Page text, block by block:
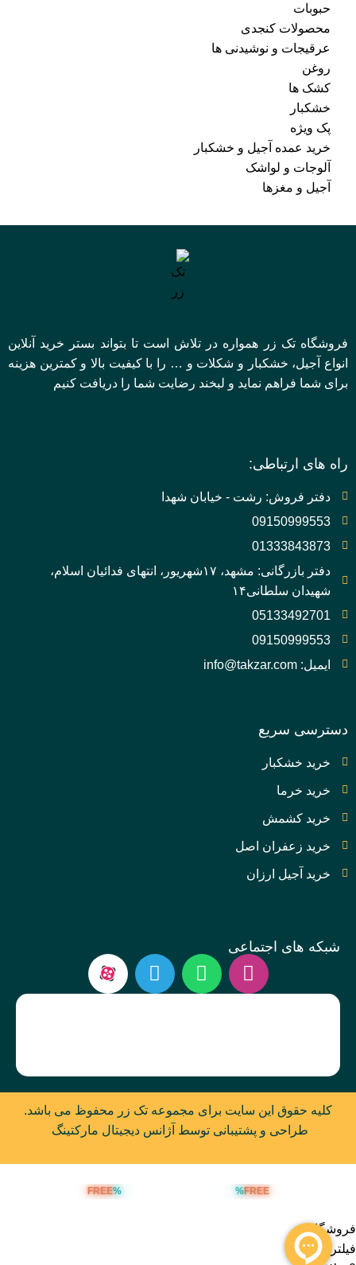
حبوبات
محصولات کنجدی
عرقیجات و نوشیدنی ها
روغن
کشک ها
خشکبار
پک ویژه
خرید عمده آجیل و خشکبار
آلوجات و لواشک
آجیل و مغزها
فروشگاه تک زر همواره در تلاش است تا بتواند بستر خرید آنلاین
انواع آجیل، خشکبار و شکلات و … را با کیفیت بالا و کمترین هزینه
برای شما فراهم نماید و لبخند رضایت شما را دریافت کنیم
راه های ارتباطی:
دفتر فروش: رشت - خیابان شهدا
09150999553
01333843873
دفتر بازرگانی: مشهد، ۱۷شهریور، انتهای فدائیان اسلام،
شهیدان سلطانی۱۴
05133492701
09150999553
ایمیل: info@takzar.com
دسترسی سریع
خرید خشکبار
خرید خرما
خرید کشمش
خرید زعفران اصل
خرید آجیل ارزان
شبکه های اجتماعی
کلیه حقوق این سایت برای مجموعه تک زر محفوظ می باشد.
طراحی و پشتیبانی توسط آژانس دیجیتال مارکتینگ
FREE
%
%
FREE
فروشگاه
فیلترها